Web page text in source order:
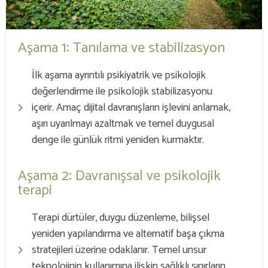
Aşama 1: Tanılama ve stabilizasyon
İlk aşama ayrıntılı psikiyatrik ve psikolojik
değerlendirme ile psikolojik stabilizasyonu
içerir. Amaç dijital davranışların işlevini anlamak,
aşırı uyarılmayı azaltmak ve temel duygusal
denge ile günlük ritmi yeniden kurmaktır.
Aşama 2: Davranışsal ve psikolojik
terapi
Terapi dürtüler, duygu düzenleme, bilişsel
yeniden yapılandırma ve alternatif başa çıkma
stratejileri üzerine odaklanır. Temel unsur